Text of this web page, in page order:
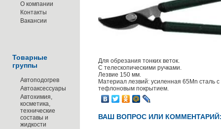
О компании
Контакты
Вакансии
Товарные
группы
Автоподогрев
Автоаксессуары
Автохимия,
косметика,
технические
составы и
жидкости
Для обрезания тонких веток.
С телескопическими ручками.
Лезвие 150 мм.
Материал лезвий: усиленная 65Mn сталь
тефлоновым покрытием.
ВАШ ВОПРОС ИЛИ